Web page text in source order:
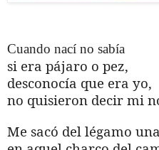
Cuando nací no sabía
si era pájaro o pez,
desconocía que era yo,
no quisieron decir mi
Me sacó del légamo